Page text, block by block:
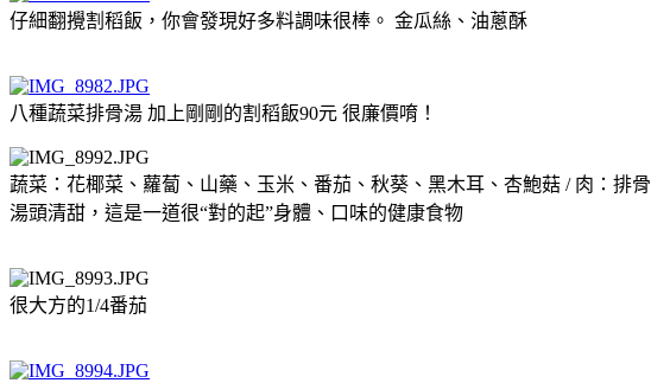
仔細翻攪割稻飯，你會發現好多料調味很棒。 金瓜絲、油蔥酥
八種蔬菜排骨湯 加上剛剛的割稻飯90元 很廉價唷！
蔬菜：花椰菜、蘿蔔、山藥、玉米、番茄、秋葵、黑木耳、杏鮑菇 / 肉：排骨
湯頭清甜，這是一道很“對的起”身體、口味的健康食物
很大方的1/4番茄